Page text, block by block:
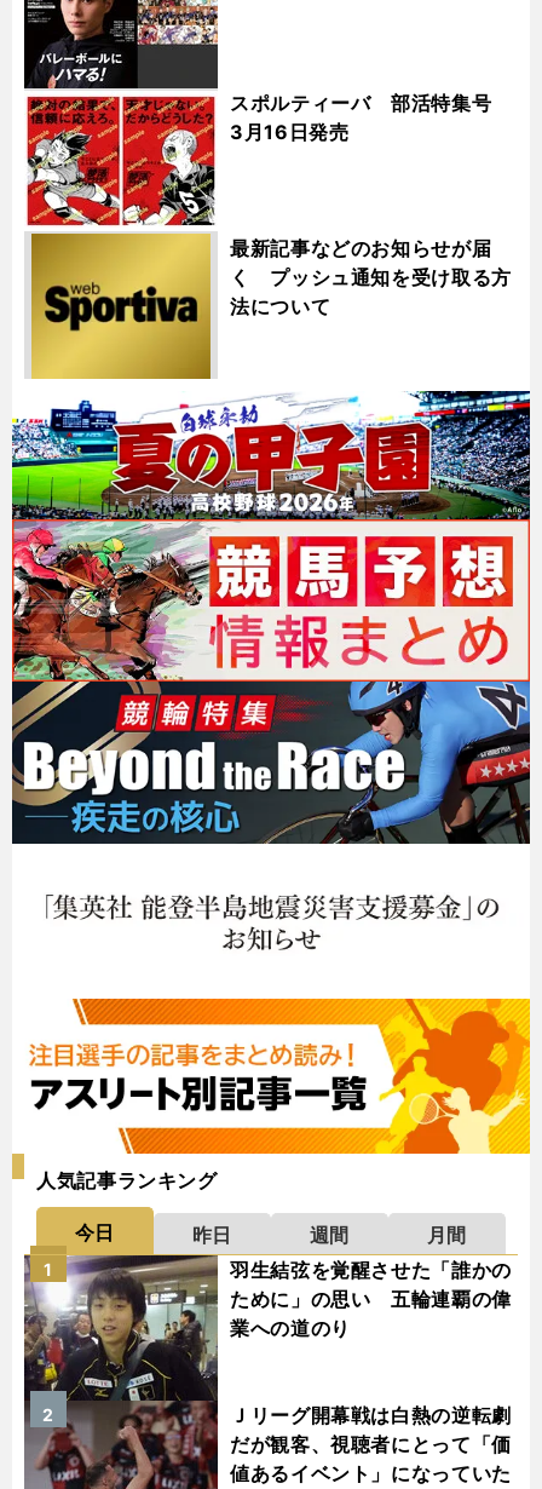
スポルティーバ 部活特集号
3月16日発売
最新記事などのお知らせが届
く プッシュ通知を受け取る方
法について
人気記事ランキング
今日 昨日 週間
月間
羽生結弦を覚醒させた「誰かの
ために」の思い 五輪連覇の偉
業への道のり
1
Ｊリーグ開幕戦は白熱の逆転劇
だが観客、視聴者にとって「価
値あるイベント」になっていた
2